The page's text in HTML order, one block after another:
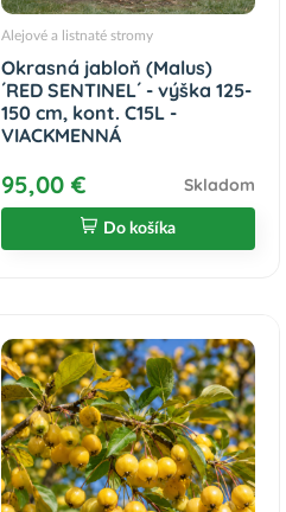
Alejové a listnaté stromy
Okrasná jabloň (Malus)
´RED SENTINEL´ - výška 125-
150 cm, kont. C15L -
VIACKMENNÁ
95,00 € Skladom
Do košíka